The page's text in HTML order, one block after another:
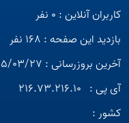
کاربران آنلاین : 0 نفر
بازدید این صفحه : 168 نفر
آخرین بروزرسانی : 1405/03/27 10:50
آی پی : 216.73.216.10
کشور :